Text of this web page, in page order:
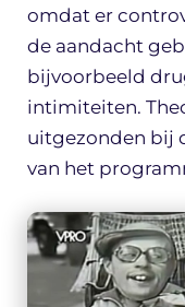
omdat er
de aandacht
bijvoorbeeld
intimiteiten.
uitgezonden bij
van het